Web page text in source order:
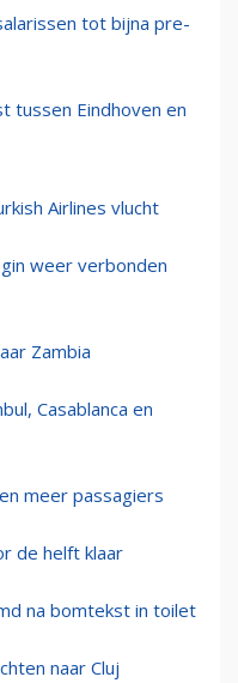
tot bijna pre-
tussen Eindhoven en
Airlines vlucht
weer verbonden
Zambia
Casablanca en
meer passagiers
de helft klaar
na bomtekst in toilet
naar Cluj